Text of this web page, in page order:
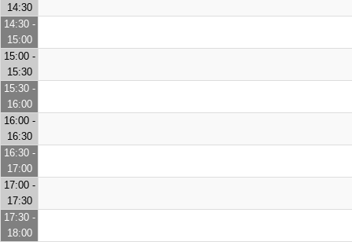
14:30
14:30 -
15:00
15:00 -
15:30
15:30 -
16:00
16:00 -
16:30
16:30 -
17:00
17:00 -
17:30
17:30 -
18:00